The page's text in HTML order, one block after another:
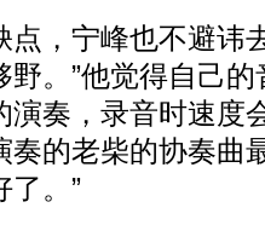
，宁峰也不避讳
。”他觉得自己
演奏，录音时速度
的老柴的协奏曲
了。”